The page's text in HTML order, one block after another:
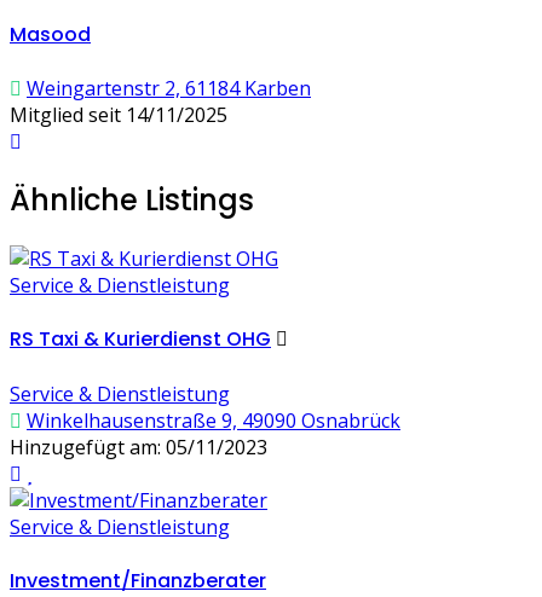
Masood
Weingartenstr 2, 61184 Karben
Mitglied seit 14/11/2025
Ähnliche Listings
Service & Dienstleistung
RS Taxi & Kurierdienst OHG
Service & Dienstleistung
Winkelhausenstraße 9, 49090 Osnabrück
Hinzugefügt am: 05/11/2023
Service & Dienstleistung
Investment/Finanzberater